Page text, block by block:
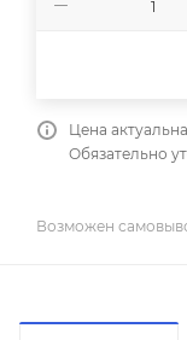
Цена
Обязательно
Возможен